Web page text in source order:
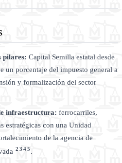
pilares: Capital Semilla estatal desde
un porcentaje del impuesto general a
y formalización del sector
infraestructura: ferrocarriles,
estratégicas con una Unidad
de la agencia de
2 3 45 .